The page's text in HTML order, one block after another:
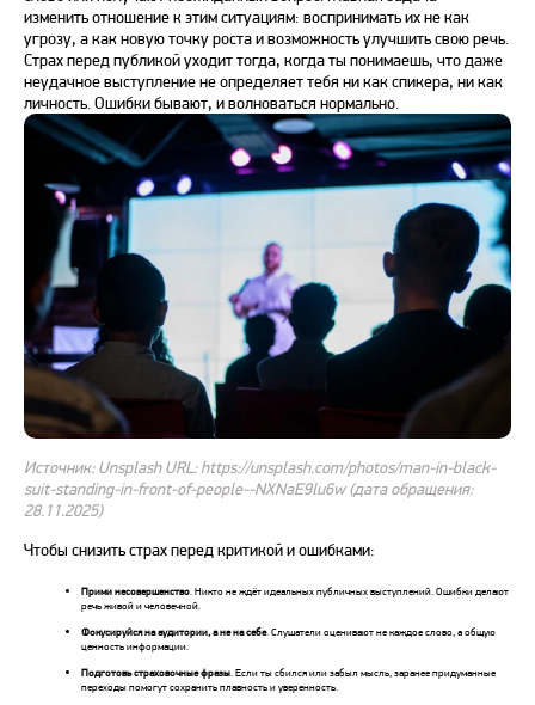
изменить отношение к этим ситуациям: воспринимать их не как
угрозу, а как новую точку роста и возможность улучшить свою речь.
Страх перед публикой уходит тогда, когда ты понимаешь, что даже
неудачное выступление не определяет тебя ни как спикера, ни как
личность. Ошибки бывают, иволноваться нормально.
Источник: Unsplash URL: https://unsplash.com/photos/man-in-black-
suit-standing-in-front-of-people--NXNaE9lu6w (дата обращения:
28.11.2025)
Чтобы снизитьстрах перед критикой и ошибками:
Прими несовершенство . Никто не ждёт идеальныхпубличныхвыступлений. Ошибки делают
речь живой и человечной.
Фокусируйся на аудитории, а не на себе. Слушатели оценивают не каждое слово, а общую
ценность информации.
Подготовь страховочные фразы . Если ты сбился или забыл мысль, заранее придуманные
переходы помогут сохранить плавность и уверенность.